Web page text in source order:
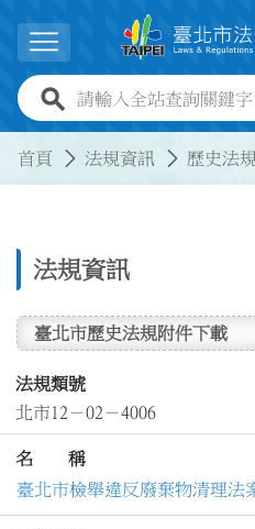
展開選單
全站查詢關鍵字欄位
首頁 法規資訊 歷史法
法規資訊
臺北市歷史法規附件下載
法規類號
北市12－02－4006
名 稱
臺北市檢舉違反廢棄物清理法